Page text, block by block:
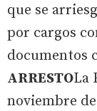
que se
por cargos
documentos
ARRESTOLa
noviembre